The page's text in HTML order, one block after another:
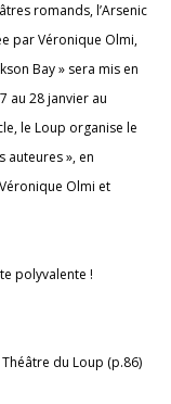
romands, l’Arsenic
par Véronique Olmi,
Bay » sera mis en
au 28 janvier au
le Loup organise le
auteures », en
Olmi et
polyvalente !
du Loup (p.86)